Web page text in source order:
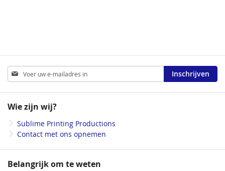
Abonneer
u
op
nieuwsbrief
Inschrijven
Wie zijn wij?
Sublime Printing Productions
Contact met ons opnemen
Belangrijk om te weten